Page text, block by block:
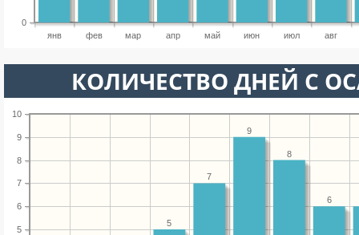
янв фев мар апр май июн июл авг
0
КОЛИЧЕСТВО ДНЕЙ С
5
6
7
8
9
10
6
8
9
7
5